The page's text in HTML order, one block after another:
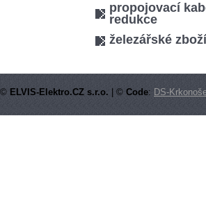
propojovací
redukce
železářské zboží
© ELVIS-Elektro.CZ s.r.o. | © Code: DS-